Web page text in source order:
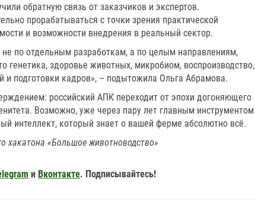
обратную связь от заказчиков и экспертов.
прорабатываться с точки зрения практической
и возможности внедрения в реальный сектор.
по отдельным разработкам, а по целым направлениям,
генетика, здоровье животных, микробиом, воспроизводство,
и подготовки кадров», – подытожила Ольга Абрамова.
российский АПК переходит от эпохи догоняющего
Возможно, уже через пару лет главным инструментом
интеллект, который знает о вашей ферме абсолютно всё.
хакатона «Большое животноводство»
и Вконтакте. Подписывайтесь!